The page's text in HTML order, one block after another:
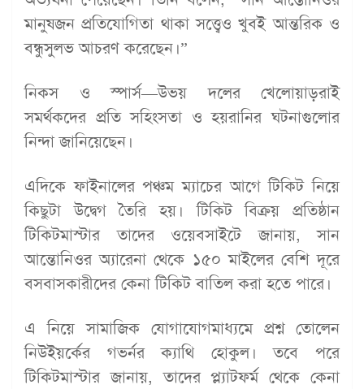
মানুষজন প্রতিযোগিতা থাকা সত্ত্বেও খুবই আন্তরিক ও
বন্ধুসুলভ আচরণ করেছেন।”
নিকস ও স্পার্স—উভয় দলের খেলোয়াড়রাই
সমর্থকদের প্রতি সহিংসতা ও হয়রানির ঘটনাগুলোর
নিন্দা জানিয়েছেন।
এদিকে ফাইনালের পঞ্চম ম্যাচের আগে টিকিট নিয়ে
কিছুটা উদ্বেগ তৈরি হয়। টিকিট বিক্রয় প্রতিষ্ঠান
টিকিটমাস্টার তাদের ওয়েবসাইটে জানায়, সান
আন্তোনিওর অ্যারেনা থেকে ১৫০ মাইলের বেশি দূরে
বসবাসকারীদের কেনা টিকিট বাতিল করা হতে পারে।
এ নিয়ে সামাজিক যোগাযোগমাধ্যমে প্রশ্ন তোলেন
নিউইয়র্কের গভর্নর ক্যাথি হোকুল। তবে পরে
টিকিটমাস্টার জানায়, তাদের প্ল্যাটফর্ম থেকে কেনা